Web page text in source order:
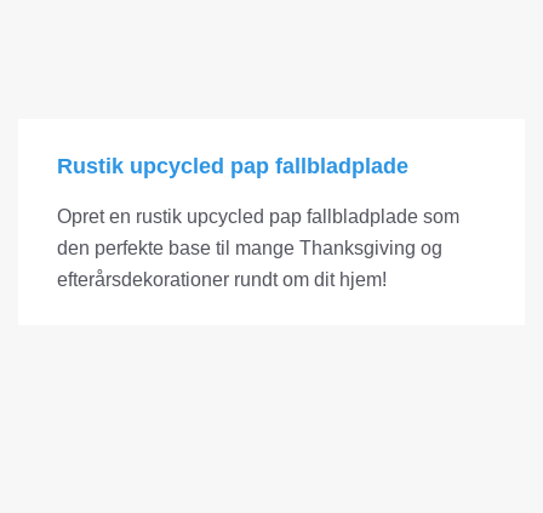
Rustik upcycled pap fallbladplade
Opret en rustik upcycled pap fallbladplade som
den perfekte base til mange Thanksgiving og
efterårsdekorationer rundt om dit hjem!